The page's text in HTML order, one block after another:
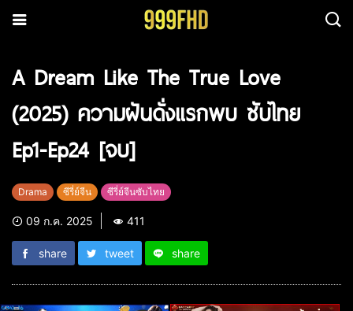
A Dream Like The True Love
(2025) ความฝันดั่งแรกพบ ซับไทย
Ep1-Ep24 [จบ]
Drama ซีรี่ย์จีน ซีรี่ย์จีนซับไทย
09 ก.ค. 2025 411
share tweet share